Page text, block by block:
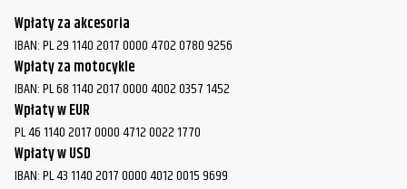
Wpłaty za akcesoria
IBAN: PL 29 1140 2017 0000 4702 0780 9256
Wpłaty za motocykle
IBAN: PL 68 1140 2017 0000 4002 0357 1452
Wpłaty w EUR
PL 46 1140 2017 0000 4712 0022 1770
Wpłaty w USD
IBAN: PL 43 1140 2017 0000 4012 0015 9699